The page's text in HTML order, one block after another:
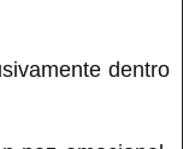
dentro